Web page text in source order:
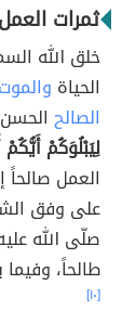
ثمرات
خلق الله
الحياة والموت
الصالح
لِيَبْلُوَكُمْ
العمل صالحاً
على وفق
صلّى الله
طالحاً،
[١٠]